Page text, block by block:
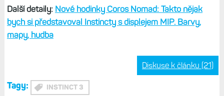
stylovějšího?
Já osobně bych ocenildisplej MIP stejné velikosti jako
AMOLED, tedy 1,3", stejný jako mají Fénixy 7/8 nebo
Věřím, že o takové hodinky by byl enormní zájem.
Černobílý MIP je fajn, má nízkou spotřebu a určité retro-
kouzlo, ale jeho praktičnost a přehlednost přece jen